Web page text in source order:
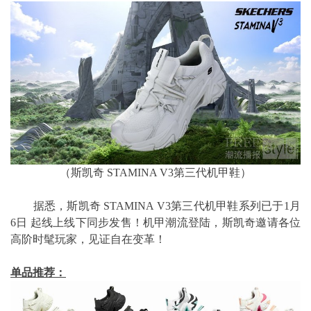
（斯凯奇 STAMINA V3第三代机甲鞋）
据悉，斯凯奇 STAMINA V3第三代机甲鞋系列已于1月
6日 起线上线下同步发售！机甲潮流登陆，斯凯奇邀请各位
高阶时髦玩家，见证自在变革！
单品推荐：